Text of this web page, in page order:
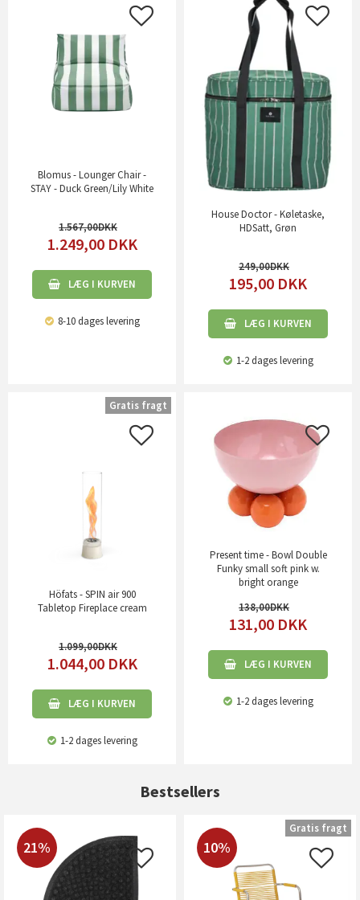
Blomus - Lounger Chair -
STAY - Duck Green/Lily White
1.567,00
1.249,00 DKK
LÆG I KURVEN
8-10 dages levering
House Doctor - Køletaske,
HDSatt, Grøn
249,00
195,00 DKK
LÆG I KURVEN
1-2 dages levering
Höfats - SPIN air 900
Tabletop Fireplace cream
1.099,00
1.044,00 DKK
LÆG I KURVEN
1-2 dages levering
Gratis fragt
Present time - Bowl Double
Funky small soft pink w.
bright orange
138,00
131,00 DKK
LÆG I KURVEN
1-2 dages levering
Bestsellers
21% 10%
Gratis fragt